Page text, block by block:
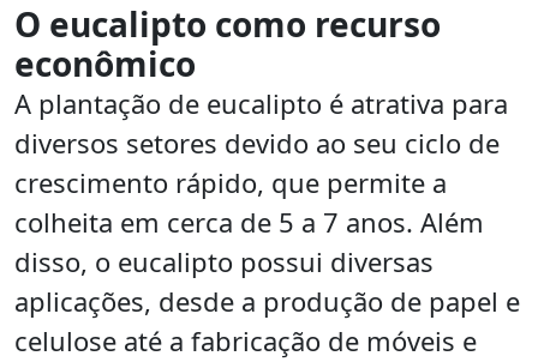
O eucalipto como recurso
econômico
A plantação de eucalipto é atrativa para
diversos setores devido ao seu ciclo de
crescimento rápido, que permite a
colheita em cerca de 5 a 7 anos. Além
disso, o eucalipto possui diversas
aplicações, desde a produção de papel e
celulose até a fabricação de móveis e